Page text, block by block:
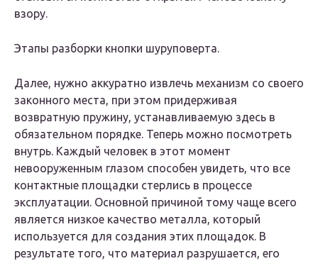
взору.
Этапы разборки кнопки шуруповерта.
Далее, нужно аккуратно извлечь механизм со своего
законного места, при этом придерживая
возвратную пружину, устанавливаемую здесь в
обязательном порядке. Теперь можно посмотреть
внутрь. Каждый человек в этот момент
невооруженным глазом способен увидеть, что все
контактные площадки стерлись в процессе
эксплуатации. Основной причиной тому чаще всего
является низкое качество металла, который
используется для создания этих площадок. В
результате того, что материал разрушается, его